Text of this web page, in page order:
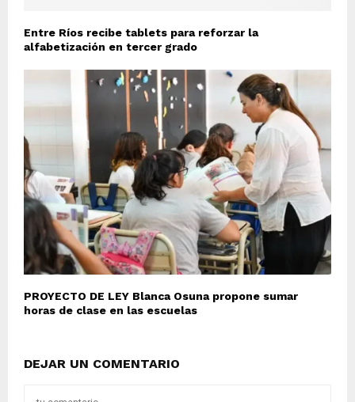
Entre Ríos recibe tablets para reforzar la
alfabetización en tercer grado
PROYECTO DE LEY Blanca Osuna propone sumar
horas de clase en las escuelas
DEJAR UN COMENTARIO